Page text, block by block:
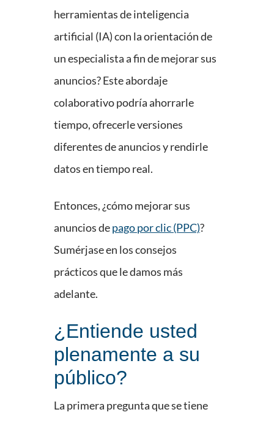
herramientas de inteligencia
artificial (IA) con la orientación de
un especialista a fin de mejorar sus
anuncios? Este abordaje
colaborativo podría ahorrarle
tiempo, ofrecerle versiones
diferentes de anuncios y rendirle
datos en tiempo real.
Entonces, ¿cómo mejorar sus
anuncios depago por clic (PPC)?
Sumérjase en los consejos
prácticos que le damos más
adelante.
¿Entiende usted
plenamente a su
público?
La primera pregunta que se tiene